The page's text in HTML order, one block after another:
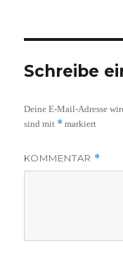
Schreibe
Deine E-Mail-Adresse
sind mit * markiert
KOMMENTAR *